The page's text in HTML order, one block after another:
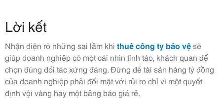
Lời kết
Nhận diện rõ những sai lầm khi thuê công ty bảo vệsẽ
giúp doanh nghiệp có một cái nhìn tỉnh táo, khách quan để
chọn đúng đối tác xứng đáng. Đừng để tài sản hàng tỷ đồng
của doanh nghiệp phải đối mặt với rủi ro chỉ vì một quyết
định vội vàng hay một bảng báo giá rẻ.